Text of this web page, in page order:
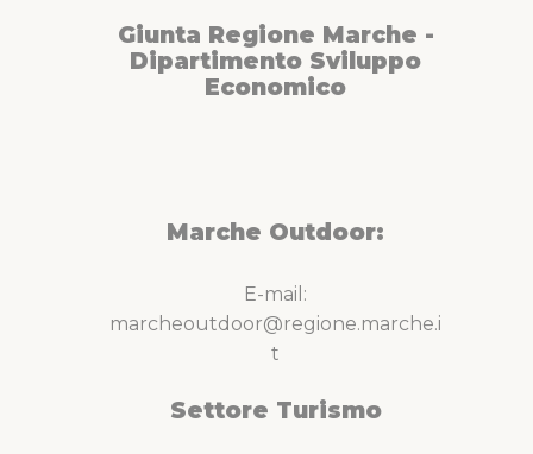
Giunta Regione Marche -
Dipartimento Sviluppo
Economico
Marche Outdoor:
E-mail:
marcheoutdoor@regione.marche.i
t
Settore Turismo